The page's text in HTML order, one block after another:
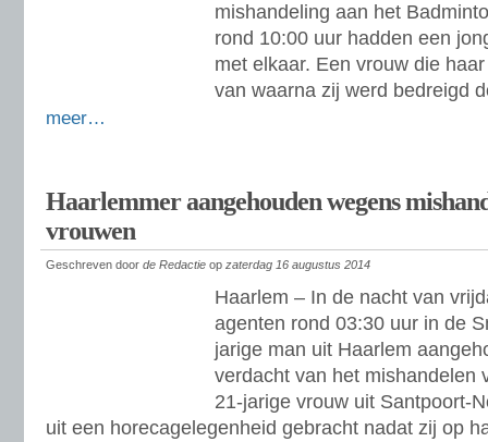
mishandeling aan het
rond 10:00 uur hadden een
met elkaar. Een vrouw die
van waarna zij werd bedreigd
meer…
Haarlemmer aangehouden wegens
vrouwen
Geschreven door de Redactie op zaterdag 16 augustus 2014
Haarlem – In de nacht van
agenten rond 03:30 uur in de
jarige man uit Haarlem
verdacht van het mishandelen
21-jarige vrouw uit Santpoort-
uit een horecagelegenheid gebracht nadat zij op